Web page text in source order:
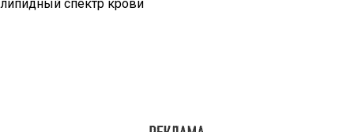
липидный спектр крови